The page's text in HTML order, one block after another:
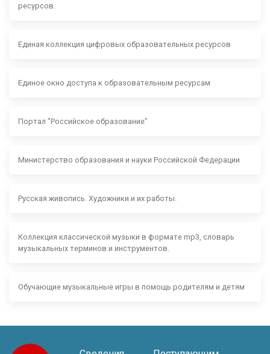
ресурсов.
Единая коллекция цифровых образовательных ресурсов
Единое окно доступа к образовательным ресурсам
Портал "Российское образование"
Министерство образования и науки Российской Федерации
Русская живопись. Художники и их работы.
Коллекция классической музыки в формате mp3, словарь
музыкальных терминов и инструментов.
Обучающие музыкальные игры в помощь родителям и детям